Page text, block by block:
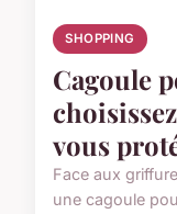
SHOPPING
Cagoule
vous
Face aux
une cagoule